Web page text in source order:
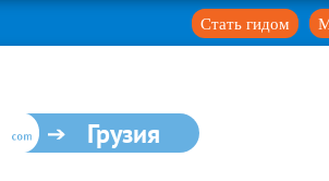
Стать гидом
Грузия